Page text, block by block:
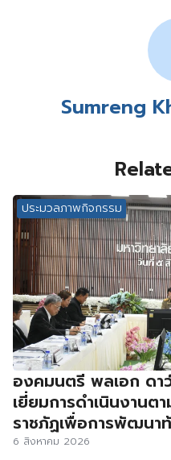
Sumreng
ประมวลภาพกิจกรรม
องคมนตรี พลเอก ด
เยี่ยมการดำเนินงานต
ราชภัฏเพื่อการพัฒนา
6 สิงหาคม 2026